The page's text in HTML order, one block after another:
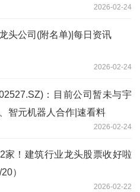
2026-02-24
头公司(附名单)|每日资讯
2026-02-24
：目前公司暂未与宇
智元机器人合作|速看料
2026-02-24
家！建筑行业龙头股票收好啦
）
2026-02-22